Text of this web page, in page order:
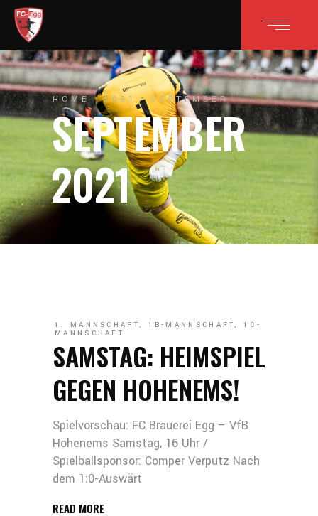
HOME 2021 SEPTEMBER
SEPTEMBER
2021
1. MANNSCHAFT, 1B-MANNSCHAFT,1C-
MANNSCHAFT
SAMSTAG: HEIMSPIEL
GEGEN HOHENEMS!
Spielvorschau: FC Brauerei Egg – VfB
Hohenems Samstag, 16 Uhr /
Spielballsponsor: Comper Verputz Nach
dem 1:0-Auswärt
READ MORE